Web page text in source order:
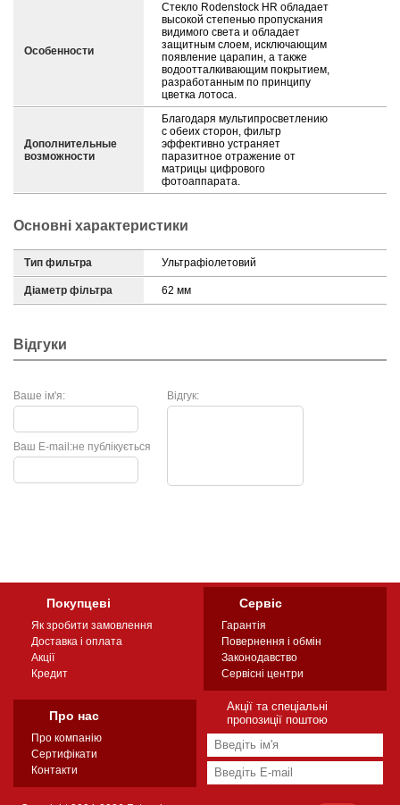
Особенности
Стекло Rodenstock HR обладает
высокой степенью пропускания
видимого света и обладает
защитным слоем, исключающим
появление царапин, а также
водоотталкивающим покрытием,
разработанным по принципу
цветка лотоса.
Дополнительные
возможности
Благодаря мультипросветлению
с обеих сторон, фильтр
эффективно устраняет
паразитное отражение от
матрицы цифрового
фотоаппарата.
Основні характеристики
Тип фильтра Ультрафіолетовий
Діаметр фільтра 62 мм
Відгуки
Ваше ім'я: Відгук:
не публікується
Ваш E-mail:
Покупцеві
Як зробити замовлення
Доставка і оплата
Акції
Кредит
Сервіс
Гарантія
Повернення і обмін
Законодавство
Сервісні центри
Про нас
Про компанію
Сертифікати
Контакти
Акції та спеціальні
пропозиції поштою